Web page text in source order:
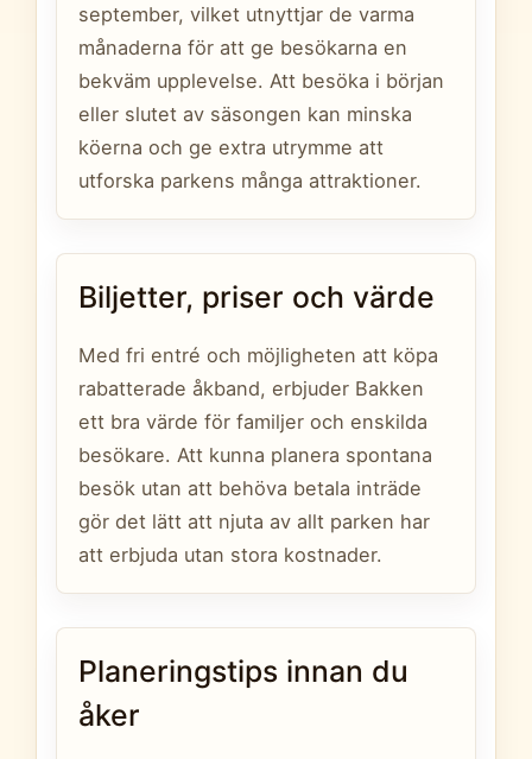
september, vilket utnyttjar de varma
månaderna för att ge besökarna en
bekväm upplevelse. Att besöka i början
eller slutet av säsongen kan minska
köerna och ge extra utrymme att
utforska parkens många attraktioner.
Biljetter, priser och värde
Med fri entré och möjligheten att köpa
rabatterade åkband, erbjuder Bakken
ett bra värde för familjer och enskilda
besökare. Att kunna planera spontana
besök utan att behöva betala inträde
gör det lätt att njuta av allt parken har
att erbjuda utan stora kostnader.
Planeringstips innan du
åker